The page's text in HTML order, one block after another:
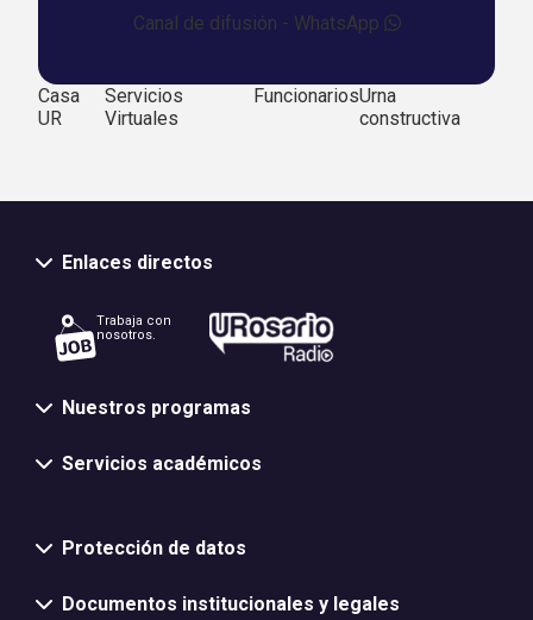
Canal de difusión - WhatsApp
Casa
UR
Servicios
Virtuales
FuncionariosUrna
constructiva
Enlaces directos
Trabaja con
nosotros.
Nuestros programas
Servicios académicos
Protección de datos
Documentos institucionales y legales